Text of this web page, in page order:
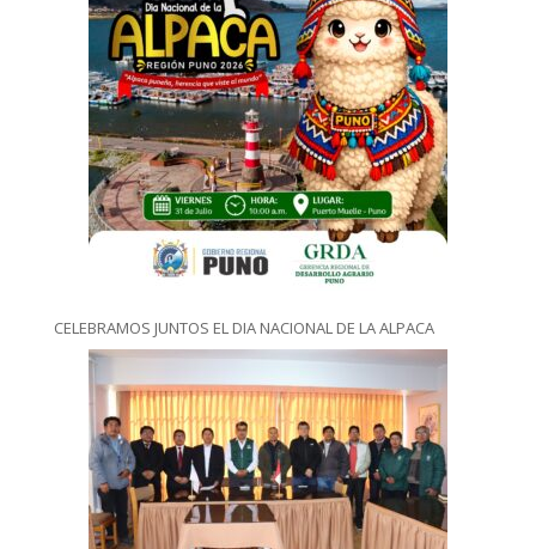
CELEBRAMOS JUNTOS EL DIA NACIONAL DE LA ALPACA